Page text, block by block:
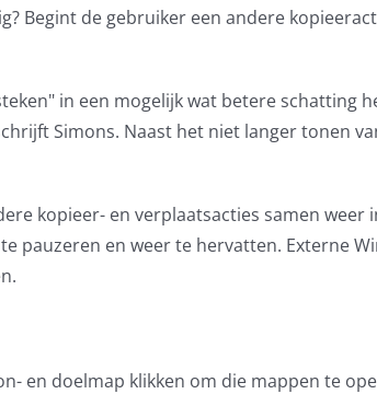
Begint de gebruiker een andere
in een mogelijk wat betere
Simons. Naast het niet langer tonen
kopieer- en verplaatsacties samen
pauzeren en weer te hervatten. Externe
en doelmap klikken om die mappen te